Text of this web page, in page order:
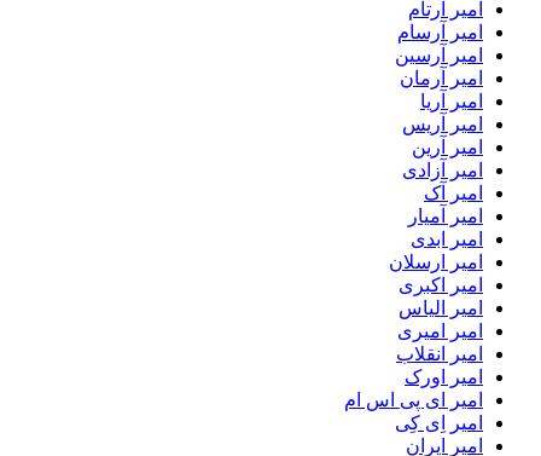
امیر آرتام
امیر آرسام
امیر آرسین
امیر آرمان
امیر آریا
امیر آریس
امیر آرین
امیر آزادی
امیر آک
امیر آمیار
امیر ابدی
امیر ارسلان
امیر اکبری
امیر الیاس
امیر امیری
امیر انقلاب
امیر اورک
امیر ای پی اس ام
امیر اِی کِی
امیر ایران